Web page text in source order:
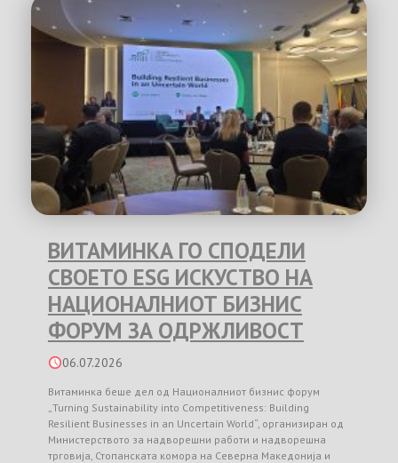
ВИТАМИНКА ГО СПОДЕЛИ
СВОЕТО ESG ИСКУСТВО НА
НАЦИОНАЛНИОТ БИЗНИС
ФОРУМ ЗА ОДРЖЛИВОСТ
06.07.2026
Витаминка беше дел од Националниот бизнис форум
„Turning Sustainability into Competitiveness: Building
Resilient Businesses in an Uncertain World“, организиран од
Министерството за надворешни работи и надворешна
трговија, Стопанската комора на Северна Македонија и